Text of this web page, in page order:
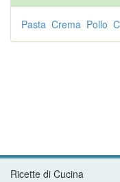
Pasta Crema Pollo
Ricette di Cucina